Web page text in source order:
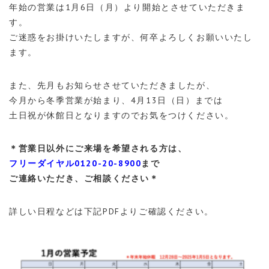
年始の営業は1月6日（月）より開始とさせていただきま
す。
ご迷惑をお掛けいたしますが、何卒よろしくお願いいたし
ます。
また、先月もお知らせさせていただきましたが、
今月から冬季営業が始まり、4月13日（日）までは
土日祝が休館日となりますのでお気をつけください。
＊営業日以外にご来場を希望される方は、
フリーダイヤル0120-20-8900まで
ご連絡いただき、ご相談ください＊
詳しい日程などは下記PDFよりご確認ください。